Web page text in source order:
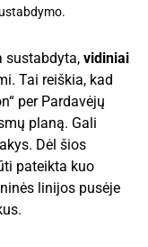
sustabdyta, vidiniai
Tai reiškia, kad
per Pardavėjų
planą. Gali
Dėl šios
pateikta kuo
linijos pusėje